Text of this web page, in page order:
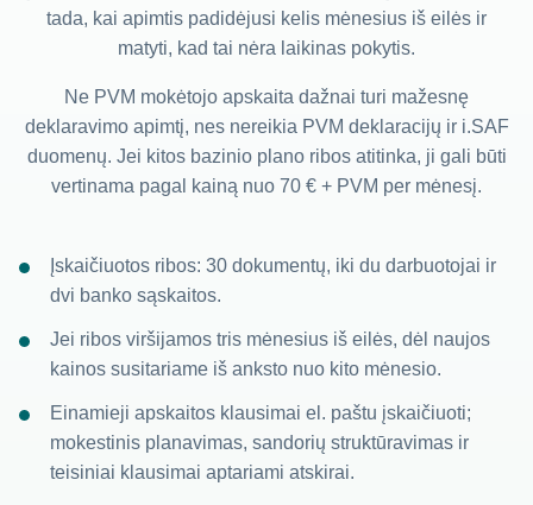
tada, kai apimtis padidėjusi kelis mėnesius iš eilės ir
matyti, kad tai nėra laikinas pokytis.
Ne PVM mokėtojo apskaita dažnai turi mažesnę
deklaravimo apimtį, nes nereikia PVM deklaracijų ir i.SAF
duomenų. Jei kitos bazinio plano ribos atitinka, ji gali būti
vertinama pagal kainą nuo 70 € + PVM per mėnesį.
Įskaičiuotos ribos: 30 dokumentų, iki du darbuotojai ir
dvi banko sąskaitos.
Jei ribos viršijamos tris mėnesius iš eilės, dėl naujos
kainos susitariame iš anksto nuo kito mėnesio.
Einamieji apskaitos klausimai el. paštu įskaičiuoti;
mokestinis planavimas, sandorių struktūravimas ir
teisiniai klausimai aptariami atskirai.